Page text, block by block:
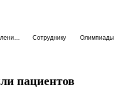
Сотруднику Олимпиады
пациентов